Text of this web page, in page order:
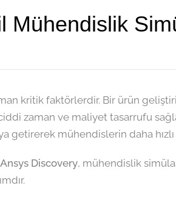
Mühendislik
kritik faktörlerdir. Bir ürün
zaman ve maliyet tasarrufu
getirerek mühendislerin daha hızlı
Ansys Discovery, mühendislik